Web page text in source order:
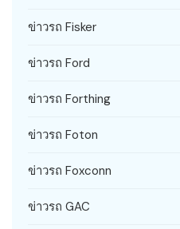
ข่าวรถ Fisker
ข่าวรถ Ford
ข่าวรถ Forthing
ข่าวรถ Foton
ข่าวรถ Foxconn
ข่าวรถ GAC